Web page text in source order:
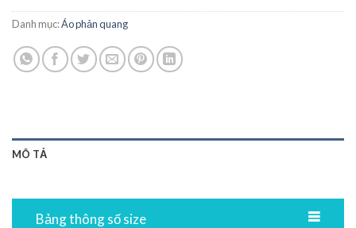
Danh mục:Áo phản quang
MÔ TẢ
Bảng thông số size